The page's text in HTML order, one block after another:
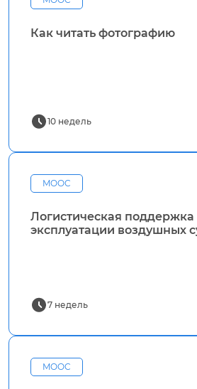
Как читать фотографию
10 недель
MOOC
Логистическая поддержка
эксплуатации воздушных
7 недель
MOOC